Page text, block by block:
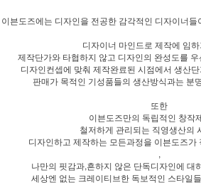
이븐도즈에는 디자인을 전공한 감각적인 디자이너
디자이너 마인드로 제작에 임
제작단가와 타협하지 않고 디자인의 완성도를
디자인컨셉에 맞춰 제작완료된 시점에서 생산
판매가 목적인 기성품들의 생산방식과는 분
또한
이븐도즈만의 독립적인 창작
철저하게 관리되는 직영생산의
디자인하고 제작하는 모든과정을 이븐도즈가
,
나만의 핏감과,흔하지 않은 단독디자인에 대
세상엔 없는 크레이티브한 독보적인 스타일